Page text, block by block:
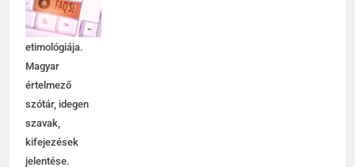
magyarázata,
használata,
etimológiája.
Magyar
értelmező
szótár, idegen
szavak,
kifejezések
jelentése.